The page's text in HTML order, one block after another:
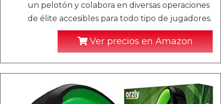
un pelotón y colabora en diversas operaciones
de élite accesibles para todo tipo de jugadores.
Ver precios en Amazon